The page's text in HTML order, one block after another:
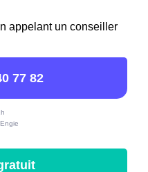
appelant un conseiller
77 82